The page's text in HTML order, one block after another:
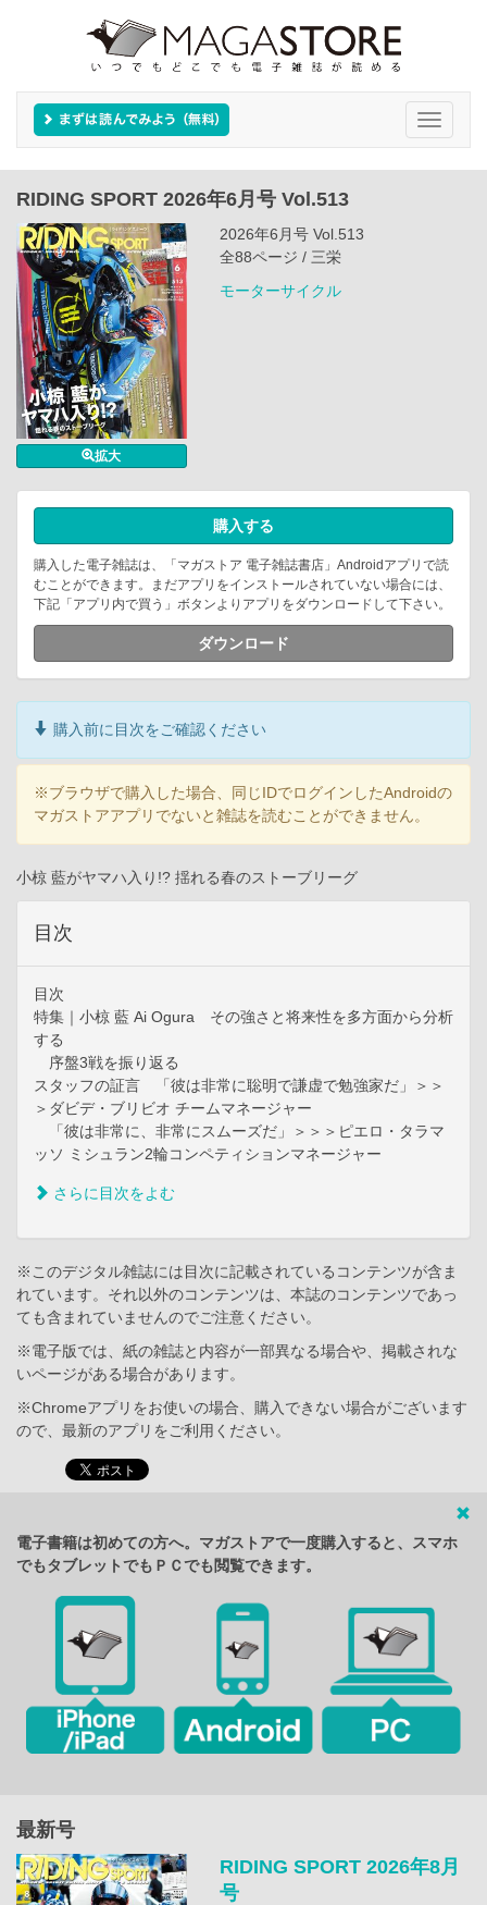
Toggle
RIDING SPORT 2026年6月号 Vol.513
拡大
2026年6月号 Vol.513
全88ページ / 三栄
モーターサイクル
購入する
購入した電子雑誌は、「マガストア 電子雑誌書店」Androidアプリで読
むことができます。まだアプリをインストールされていない場合には、
下記「アプリ内で買う」ボタンよりアプリをダウンロードして下さい。
ダウンロード
購入前に目次をご確認ください
※ブラウザで購入した場合、同じIDでログインしたAndroidの
マガストアアプリでないと雑誌を読むことができません。
小椋 藍がヤマハ入り!? 揺れる春のストーブリーグ
目次
目次
特集｜小椋 藍 Ai Ogura その強さと将来性を多方面から分析
する
序盤3戦を振り返る
スタッフの証言 「彼は非常に聡明で謙虚で勉強家だ」＞＞
＞ダビデ・ブリビオ チームマネージャー
「彼は非常に、非常にスムーズだ」＞＞＞ピエロ・タラマ
ッソ ミシュラン2輪コンペティションマネージャー
さらに目次をよむ
※このデジタル雑誌には目次に記載されているコンテンツが含ま
れています。それ以外のコンテンツは、本誌のコンテンツであっ
ても含まれていませんのでご注意ください。
※電子版では、紙の雑誌と内容が一部異なる場合や、掲載されな
いページがある場合があります。
※Chromeアプリをお使いの場合、購入できない場合がございます
ので、最新のアプリをご利用ください。
電子書籍は初めての方へ。マガストアで一度購入すると、スマホ
でもタブレットでもＰＣでも閲覧できます。
最新号
RIDING SPORT 2026年8月
号